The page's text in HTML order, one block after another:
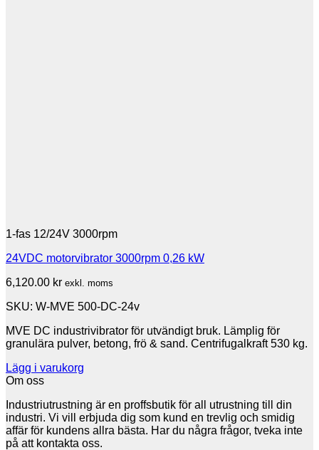
1-fas 12/24V 3000rpm
24VDC motorvibrator 3000rpm 0,26 kW
6,120.00 kr exkl. moms
SKU: W-MVE 500-DC-24v
MVE DC industrivibrator för utvändigt bruk. Lämplig för
granulära pulver, betong, frö & sand. Centrifugalkraft 530 kg.
Lägg i varukorg
Om oss
Industriutrustning är en proffsbutik för all utrustning till din
industri. Vi vill erbjuda dig som kund en trevlig och smidig
affär för kundens allra bästa. Har du några frågor, tveka inte
på att kontakta oss.